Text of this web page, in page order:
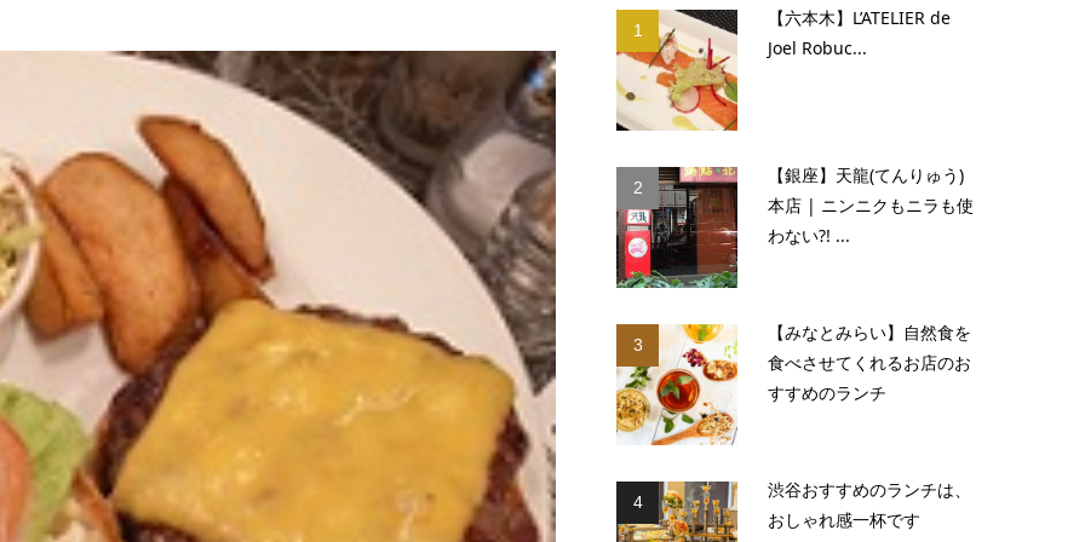
1
【六本木】L’ATELIER de
Joel Robuc...
2
【銀座】天龍(てんりゅう)
本店 | ニンニクもニラも使
わない?! ...
3
【みなとみらい】自然食を
食べさせてくれるお店のお
すすめのランチ
4
渋谷おすすめのランチは、
おしゃれ感一杯です